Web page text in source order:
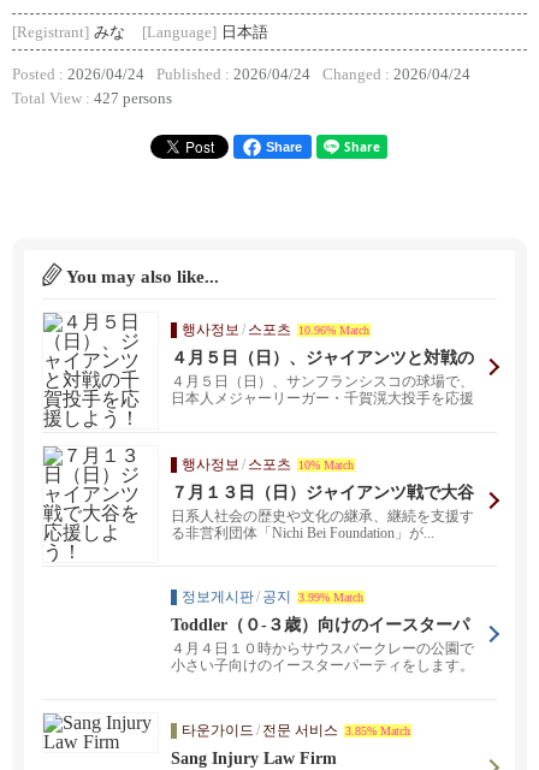
[Registrant] みな [Language] 日本語
Posted : 2026/04/24 Published : 2026/04/24 Changed : 2026/04/24
Total View : 427 persons
Share
You may also like...
행사정보 / 스포츠 10.96% Match
４月５日（日）、ジャイアンツと対戦の
千賀投手を応援しよう！
４月５日（日）、サンフランシスコの球場で、
日本人メジャーリーガー・千賀滉大投手を応援
행사정보 / 스포츠 10% Match
７月１３日（日）ジャイアンツ戦で大谷
を応援しよう！
日系人社会の歴史や文化の継承、継続を支援す
る非営利団体「Nichi Bei Foundation」が...
정보게시판/ 공지 3.99% Match
Toddler（０-３歳）向けのイースターパ
ーティをします
４月４日１０時からサウスバークレーの公園で
小さい子向けのイースターパーティをします。
타운가이드 / 전문 서비스 3.85% Match
Sang Injury Law Firm